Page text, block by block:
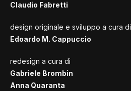
Claudio Fabretti
design originale e sviluppo a cura di
Edoardo M. Cappuccio
redesign a cura di
Gabriele Brombin
Anna Quaranta